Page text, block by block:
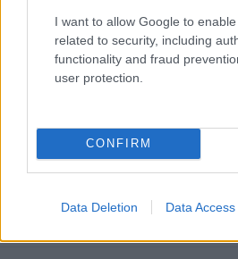
I want to allow Google to
related to security, including
functionality and fraud
user protection.
CONFIRM
Data Deletion Data Access
Vannak azok az emberek,
magyarságuk van. Nem
tudással, se kreativitással, sem
más számukra mint a
Teleszarják a várost
Magyar Nemzet szerint